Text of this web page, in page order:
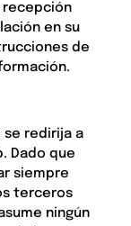
recepción
en su
de
se redirija a
Dado que
siempre
terceros
ningún